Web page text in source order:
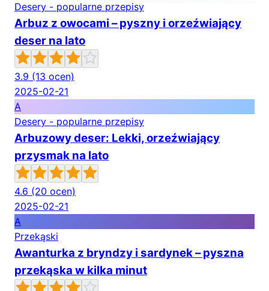
Desery - popularne przepisy
Arbuz z owocami – pyszny i orzeźwiający
deser na lato
3.9 (13 ocen)
2025-02-21
A
Desery - popularne przepisy
Arbuzowy deser: Lekki, orzeźwiający
przysmak na lato
4.6 (20 ocen)
2025-02-21
A
Przekąski
Awanturka z bryndzy i sardynek – pyszna
przekąska w kilka minut